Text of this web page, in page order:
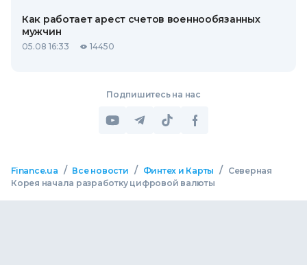
Как работает арест счетов военнообязанных
мужчин
05.08 16:33 14450
Подпишитесь на нас
Finance.ua / Все новости / Финтех и Карты /
Северная
Корея начала разработку цифровой валюты